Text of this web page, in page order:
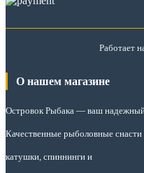
Работает
О нашем магазине
Островок Рыбака — ваш надежный
Качественные рыболовные снасти
катушки, спиннинги и